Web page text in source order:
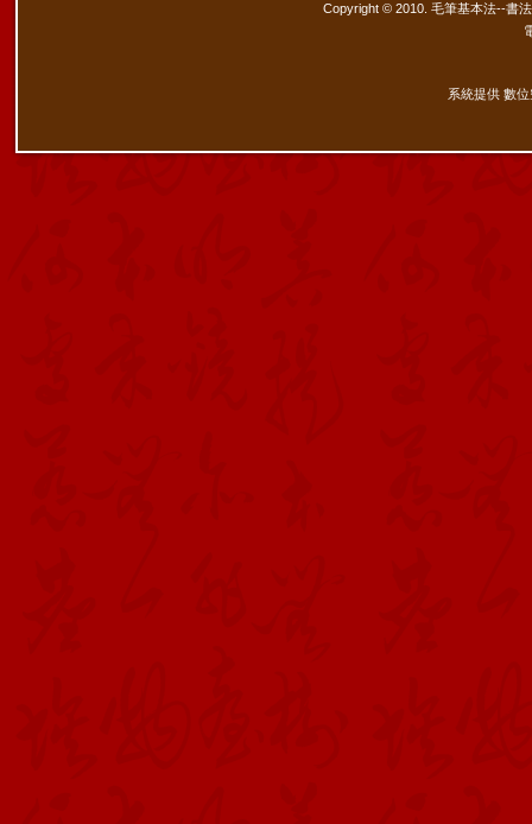
Copyright © 2010. 毛筆基本法--書
系統提供 數